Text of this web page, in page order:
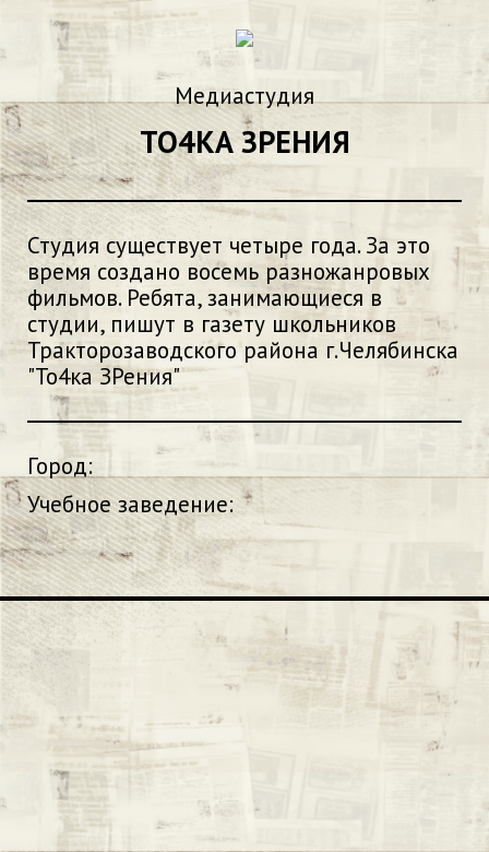
Медиастудия
ТО4КА ЗРЕНИЯ
Студия существует четыре года. За это
время создано восемь разножанровых
фильмов. Ребята, занимающиеся в
студии, пишут в газету школьников
Тракторозаводского района г.Челябинска
"То4ка ЗРения"
Город:
Учебное заведение: